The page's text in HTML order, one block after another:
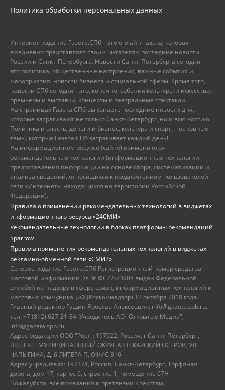
Политика обработки персональных данных
Интернет-издание Газета.СПб – это онлайн-газета, которая
ежедневно представляет своим читателям последние новости
России и Санкт-Петербурга. Новости Санкт-Петербурга сегодня –
это политика, общественные настроения, важные события и
мероприятия, новости бизнеса и социальной сферы. Кроме того,
новости СПб сегодня – это, конечно, события культуры и искусства:
премьеры и выставки, концерты и театральные спектакли.
На страницах Газета.СПб вы узнаете последние новости дня,
которые затрагивают не только Санкт-Петербург, но и всю Россию.
Политика и власть, деньги и бизнес, культура и спорт, – основные
темы, которые Газета.СПб затрагивает каждый день!
На информационном ресурсе (сайте) применяются
рекомендательные технологии (информационные технологии
предоставления информации на основе сбора, систематизации и
анализа сведений, относящихся к предпочтениям пользователей
сети «Интернет», находящихся на территории Российской
Федерации).
Правила о применении рекомендательных технологий в виджетах
информационного ресурса «24СМИ»
Рекомендательные технологии в блоках платформы рекомендаций
Sparrow
Правила применения рекомендательных технологий в виджетах
рекламно-обменной сети «СМИ2»
Сетевое издание Газета.СПб Регистрационный номер средства
массовой информации Эл № ФС77-73908 выдан Федеральной
службой по надзору в сфере связи, информационных технологий и
массовых коммуникаций (Роскомнадзор) 12 октября 2018 года.
Главный редактор Гущин Ярослав Алексеевич, info@gazeta.spb.ru,
тел: +7 (812) 627-21-84. Учредитель АО "Открытые Медиа",
info@gazeta.spb.ru
Адрес редакции ООО "Рост": 197022, Россия, г.Санкт-Петербург,
ВН.ТЕР.Г. МУНИЦИПАЛЬНЫЙ ОКРУГ АПТЕКАРСКИЙ ОСТРОВ, УЛ
ЧАПЫГИНА, Д. 6 ЛИТЕРА П, ОФИС 316
Адрес учредителя: 197374, Россия, Санкт-Петербург, Торфяная
дорога, дом 17, корпус 6, строение 1, помещение 67Н
Пожалуйста, все пожелания и претензии к текстам,